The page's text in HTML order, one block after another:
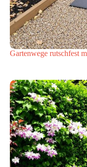
Gartenwege rutschfest